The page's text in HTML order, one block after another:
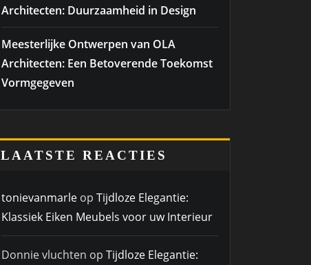
Architecten: Duurzaamheid in Design
Meesterlijke Ontwerpen van OLA
Architecten: Een Betoverende Toekomst
Vormgegeven
LAATSTE REACTIES
tonievanmarle op Tijdloze Elegantie:
Klassiek Eiken Meubels voor uw Interieur
Donnie vluchten op Tijdloze Elegantie: